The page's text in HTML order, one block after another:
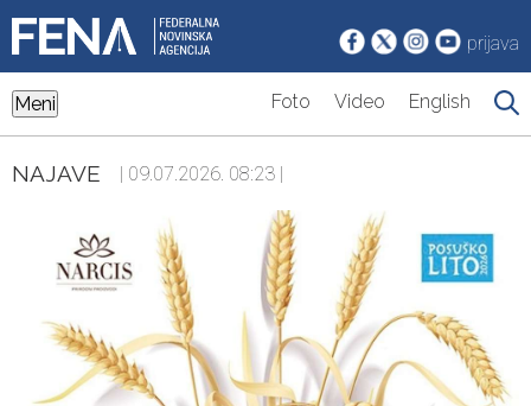
prijava
Meni Foto Video English
NAJAVE | 09.07.2026. 08:23 |